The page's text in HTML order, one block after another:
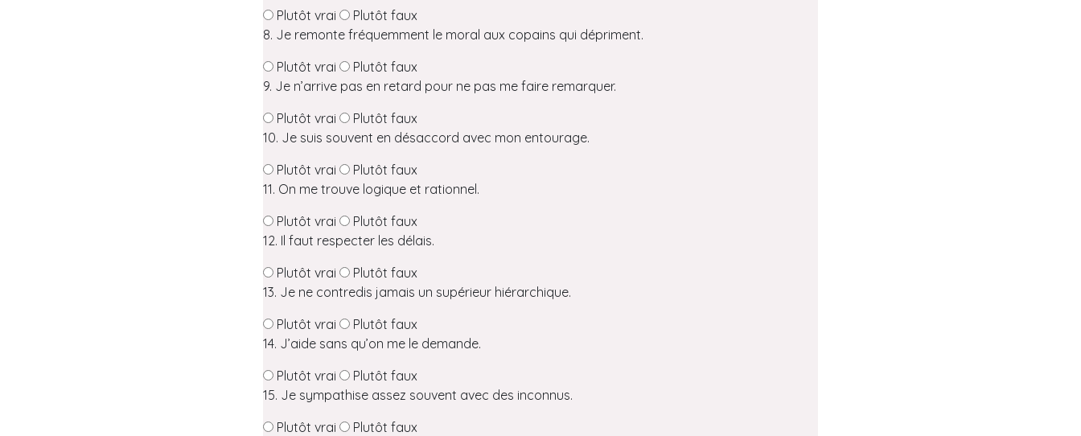
Plutôt vrai
Plutôt faux
8. Je remonte fréquemment le moral aux copains qui dépriment.
Plutôt vrai
Plutôt faux
9. Je n’arrive pas en retard pour ne pas me faire remarquer.
Plutôt vrai
Plutôt faux
10. Je suis souvent en désaccord avec mon entourage.
Plutôt vrai
Plutôt faux
11. On me trouve logique et rationnel.
Plutôt vrai
Plutôt faux
12. Il faut respecter les délais.
Plutôt vrai
Plutôt faux
13. Je ne contredis jamais un supérieur hiérarchique.
Plutôt vrai
Plutôt faux
14. J’aide sans qu’on me le demande.
Plutôt vrai
Plutôt faux
15. Je sympathise assez souvent avec des inconnus.
Plutôt vrai
Plutôt faux